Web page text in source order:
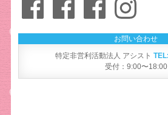
お問い合わせ
特定非営利活動法人 アシスト
受付：9:00〜18:00